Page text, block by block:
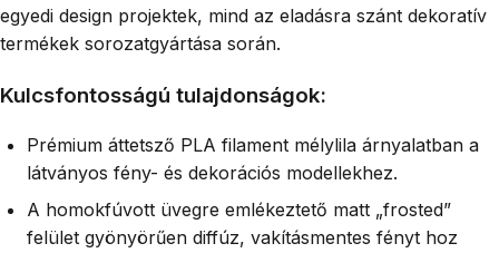
egyedi design projektek, mind az eladásra szánt dekoratív
termékek sorozatgyártása során.
Kulcsfontosságú tulajdonságok:
Prémium áttetsző PLA filament mélylila árnyalatban a
látványos fény- és dekorációs modellekhez.
A homokfúvott üvegre emlékeztető matt „frosted”
felület gyönyörűen diffúz, vakításmentes fényt hoz